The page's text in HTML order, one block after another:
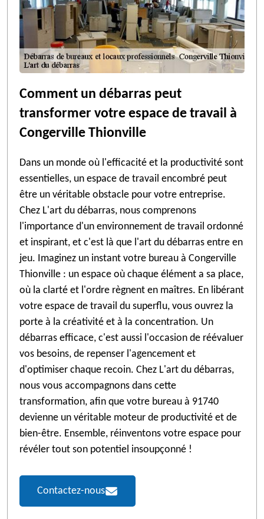
Comment un débarras peut
transformer votre espace de travail à
Congerville Thionville
Dans un monde où l'efficacité et la productivité sont
essentielles, un espace de travail encombré peut
être un véritable obstacle pour votre entreprise.
Chez L'art du débarras, nous comprenons
l'importance d'un environnement de travail ordonné
et inspirant, et c'est là que l'art du débarras entre en
jeu. Imaginez un instant votre bureau à Congerville
Thionville : un espace où chaque élément a sa place,
où la clarté et l'ordre règnent en maîtres. En libérant
votre espace de travail du superflu, vous ouvrez la
porte à la créativité et à la concentration. Un
débarras efficace, c'est aussi l'occasion de réévaluer
vos besoins, de repenser l'agencement et
d'optimiser chaque recoin. Chez L'art du débarras,
nous vous accompagnons dans cette
transformation, afin que votre bureau à 91740
devienne un véritable moteur de productivité et de
bien-être. Ensemble, réinventons votre espace pour
révéler tout son potentiel insoupçonné !
Contactez-nous